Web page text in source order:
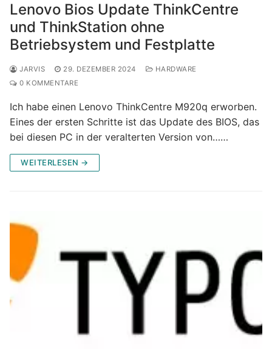
Lenovo Bios Update ThinkCentre
und ThinkStation ohne
Betriebsystem und Festplatte
JARVIS 29. DEZEMBER 2024
HARDWARE
0 KOMMENTARE
Ich habe einen Lenovo ThinkCentre M920q erworben.
Eines der ersten Schritte ist das Update des BIOS, das
bei diesen PC in der veralterten Version von……
WEITERLESEN →